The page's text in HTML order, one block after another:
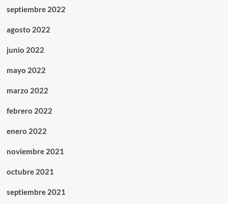
septiembre 2022
agosto 2022
junio 2022
mayo 2022
marzo 2022
febrero 2022
enero 2022
noviembre 2021
octubre 2021
septiembre 2021